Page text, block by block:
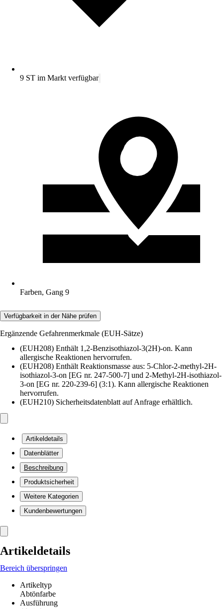
9 ST im Markt verfügbar
Farben, Gang 9
Verfügbarkeit in der Nähe prüfen
Ergänzende Gefahrenmerkmale (EUH-Sätze)
(EUH208) Enthält 1,2-Benzisothiazol-3(2H)-on. Kann
allergische Reaktionen hervorrufen.
(EUH208) Enthält Reaktionsmasse aus: 5-Chlor-2-methyl-2H-
isothiazol-3-on [EG nr. 247-500-7] und 2-Methyl-2H-isothiazol-
3-on [EG nr. 220-239-6] (3:1). Kann allergische Reaktionen
hervorrufen.
(EUH210) Sicherheitsdatenblatt auf Anfrage erhältlich.
Artikeldetails
Datenblätter
Beschreibung
Produktsicherheit
Weitere Kategorien
Kundenbewertungen
Artikeldetails
Bereich überspringen
Artikeltyp
Abtönfarbe
Ausführung